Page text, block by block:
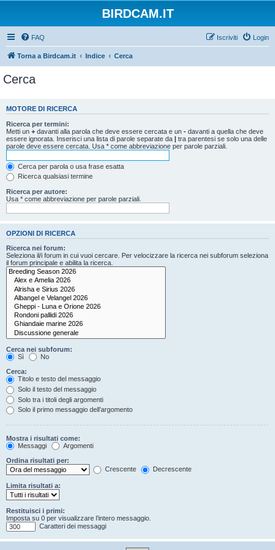
BIRDCAM.IT
FAQ Login
Iscriviti
Torna a Birdcam.it Indice Cerca
Cerca
MOTORE DI RICERCA
Ricerca per termini:
Metti un + davanti alla parola che deve essere cercata e un - davanti a quella che deve
essere ignorata. Inserisci una lista di parole separate da | tra parentesi se solo una delle
parole deve essere cercata. Usa * come abbreviazione per parole parziali.
Cerca per parola o usa frase esatta
Ricerca qualsiasi termine
Ricerca per autore:
Usa * come abbreviazione per parole parziali.
OPZIONI DI RICERCA
Ricerca nei forum:
Seleziona il/i forum in cui vuoi cercare. Per velocizzare la ricerca nei subforum seleziona
il forum principale e abilita la ricerca.
Cerca nei subforum:
Sì
No
Cerca:
Titolo e testo del messaggio
Solo il testo del messaggio
Solo tra i titoli degli argomenti
Solo il primo messaggio dell’argomento
Mostra i risultati come:
Messaggi
Argomenti
Ordina risultati per:
Crescente
Decrescente
Limita risultati a:
Restituisci i primi:
Imposta su 0 per visualizzare l’intero messaggio.
Caratteri dei messaggi